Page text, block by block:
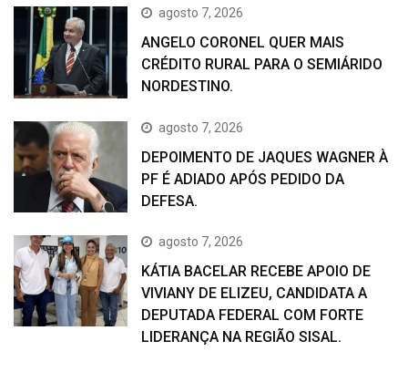
agosto 7, 2026
ANGELO CORONEL QUER MAIS
CRÉDITO RURAL PARA O SEMIÁRIDO
NORDESTINO.
agosto 7, 2026
DEPOIMENTO DE JAQUES WAGNER À
PF É ADIADO APÓS PEDIDO DA
DEFESA.
agosto 7, 2026
KÁTIA BACELAR RECEBE APOIO DE
VIVIANY DE ELIZEU, CANDIDATA A
DEPUTADA FEDERAL COM FORTE
LIDERANÇA NA REGIÃO SISAL.